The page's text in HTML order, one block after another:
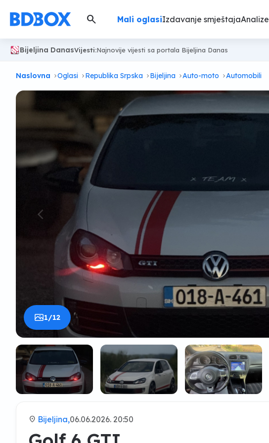
search Mali oglasiIzdavanje smještajaAnalize
Bijeljina DanasVijesti:Najnovije vijesti sa portala Bijeljina Danas
Naslovna Oglasi Republika Srpska Bijeljina Auto-moto Automobili
1/12
location_on Bijeljina,06.06.2026. 20:50